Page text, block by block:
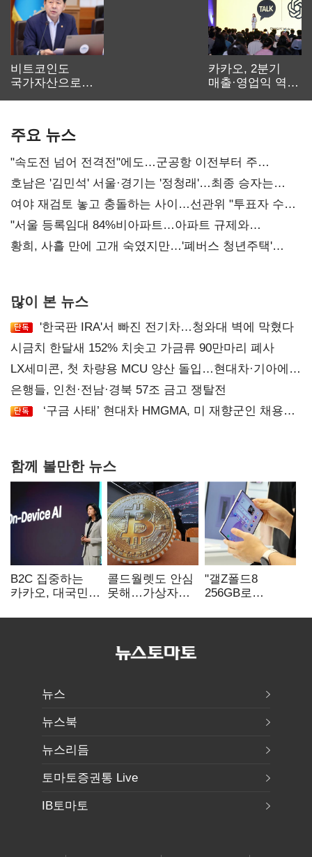
비트코인도
국가자산으로…'
카카오, 2분기
매출·영업익 역대
주요 뉴스
"속도전 넘어 전격전"에도…군공항 이전부터 주
52시간까지 '뇌관'
호남은 '김민석' 서울·경기는 '정청래'…최종 승자는
'안갯속'
여야 재검토 놓고 충돌하는 사이…선관위 "투표자 수
오차 당연"
"서울 등록임대 84%비아파트…아파트 규제와
달리해야"
황희, 사흘 만에 고개 숙였지만…'폐버스 청년주택'
많이 본 뉴스
'한국판 IRA'서 빠진 전기차…청와대 벽에 막혔다
시금치 한달새 152% 치솟고 가금류 90만마리 폐사
LX세미콘, 첫 차량용 MCU 양산 돌입…현대차·기아에
공급
은행들, 인천·전남·경북 57조 금고 쟁탈전
‘구금 사태’ 현대차 HMGMA, 미 재향군인 채용
함께 볼만한 뉴스
B2C 집중하는
카카오, 대국민
AI' 사활
콜드월렛도 안심
못해…가상자산
'보안 시험대'
"갤Z폴드8
256GB로
추가"
뉴스
뉴스북
뉴스리듬
토마토증권통 Live
IB토마토